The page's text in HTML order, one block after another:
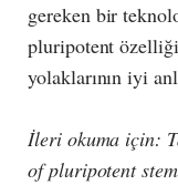
gereken bir
pluripotent
yolaklarının iyi
İleri okuma için:
of pluripotent